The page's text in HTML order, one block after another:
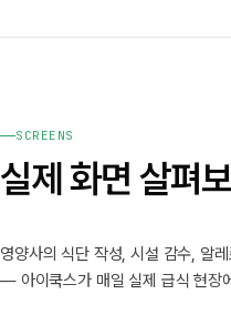
SCREENS
실제 화면 살펴보
영양사의 식단 작성, 시설 감수, 알
— 아이쿡스가 매일 실제 급식 현장